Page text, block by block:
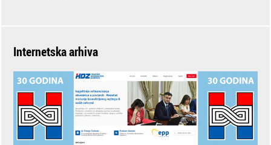
Internetska arhiva